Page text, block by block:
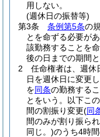
用しない。
(週休日の振替等)
第3条
条例第5条の
とを命ずる必要が
該勤務することを
後の日までの期間と
2
任命権者は、週休
日を週休日に変更
を同条の勤務する
とをいう。以下こ
間の割振り変更(同
間のみが割り振ら
同じ。)のうち4時